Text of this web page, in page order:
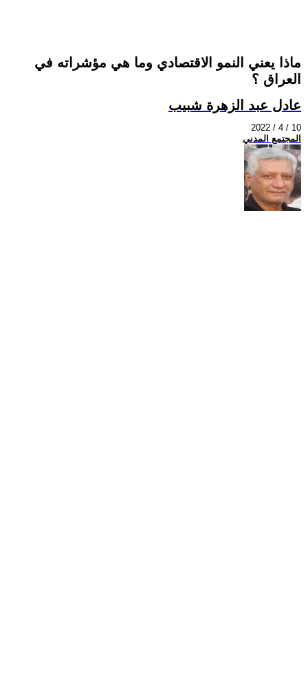
ماذا يعني النمو الاقتصادي وما هي مؤشراته في
العراق ؟
عادل عبد الزهرة شبيب
2022 / 4 / 10
المجتمع المدني